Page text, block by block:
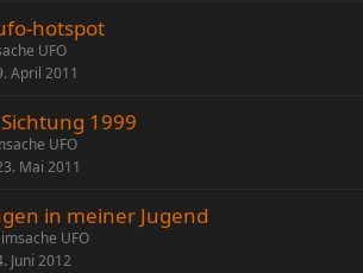
hotspot
UFO
April 2011
1999
UFO
Mai 2011
in meiner Jugend
UFO
Juni 2012